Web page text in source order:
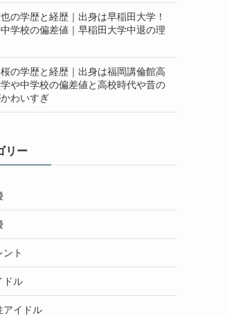
の学歴と経歴｜出身は早稲田大学！
学校の偏差値｜早稲田大学中退の理
の学歴と経歴｜出身は福岡講倫館高
や中学校の偏差値と高校時代や昔の
わいすぎ
リー
ント
ドル
アイドル